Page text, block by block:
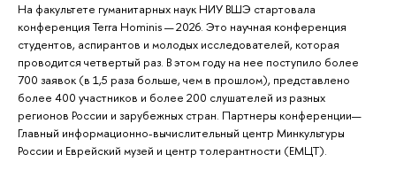
На факультете гуманитарных наук НИУ ВШЭ стартовала
конференция Terra Hominis — 2026. Это научная конференция
студентов, аспирантов и молодых исследователей, которая
проводится четвертый раз. В этом году на нее поступило более
700 заявок (в 1,5 раза больше, чем в прошлом), представлено
более 400 участников и более 200 слушателей из разных
регионов России и зарубежных стран. Партнеры конференции—
Главный информационно-вычислительный центр Минкультуры
России и Еврейский музей и центр толерантности (ЕМЦТ).